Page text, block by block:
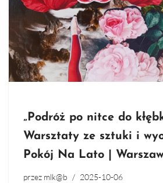
„Podróż po nitce do
Warsztaty ze sztuki i
Pokój Na Lato |
przez mlk@b 2025-10-06